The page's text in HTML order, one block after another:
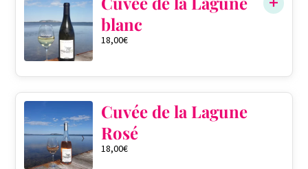
blanc
18,00€
Cuvée de la Lagune
Rosé
18,00€